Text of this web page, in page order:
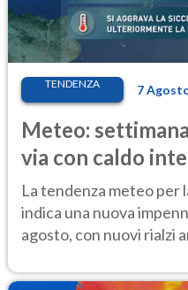
TENDENZA 7
Meteo:
via con caldo
temporale
La tendenza meteo per
indica una nuova
agosto, con nuovi rialzi